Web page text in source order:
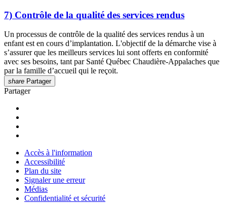
7) Contrôle de la qualité des services rendus
Un processus de contrôle de la qualité des services rendus à un
enfant est en cours d’implantation. L'objectif de la démarche vise à
s’assurer que les meilleurs services lui sont offerts en conformité
avec ses besoins, tant par Santé Québec Chaudière-Appalaches que
par la famille d’accueil qui le reçoit.
share Partager
Partager
Accès à l'information
Accessibilité
Plan du site
Signaler une erreur
Médias
Confidentialité et sécurité